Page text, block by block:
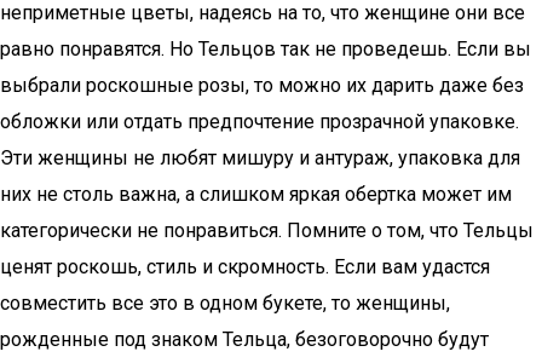
неприметные цветы, надеясь на то, что женщине они все
равно понравятся. Но Тельцов так не проведешь. Если вы
выбрали роскошные розы, то можно их дарить даже без
обложки или отдать предпочтение прозрачной упаковке.
Эти женщины не любят мишуру и антураж, упаковка для
них не столь важна, а слишком яркая обертка может им
категорически не понравиться. Помните о том, что Тельцы
ценят роскошь, стиль и скромность. Если вам удастся
совместить все это в одном букете, то женщины,
рожденные под знаком Тельца, безоговорочно будут